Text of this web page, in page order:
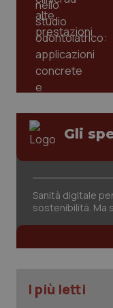
Gli
Sanità digitale
sostenibilità. Ma
I più letti
tracking-
session-id